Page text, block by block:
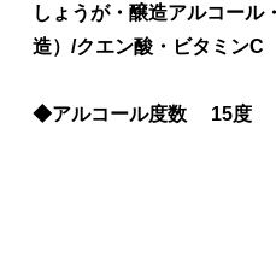
しょうが・醸造アルコール
造）/クエン酸・ビタミンC
◆アルコール度数 15度